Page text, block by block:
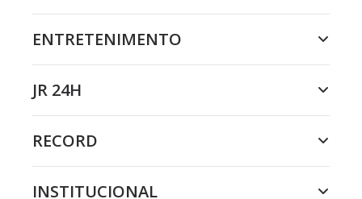
ENTRETENIMENTO
JR 24H
RECORD
INSTITUCIONAL